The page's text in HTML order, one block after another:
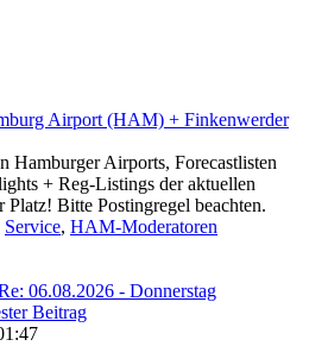
Airport (HAM) + Finkenwerder
Hamburger Airports, Forecastlisten
+ Reg-Listings der aktuellen
Platz! Bitte Postingregel beachten.
Service, HAM-Moderatoren
06.08.2026 - Donnerstag
Beitrag